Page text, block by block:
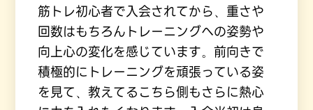
筋トレ初心者で入会されてから、重さや
回数はもちろんトレーニングへの姿勢や
向上心の変化を感じています。前向きで
積極的にトレーニングを頑張っている姿
を見て、教えてるこちら側もさらに熱心